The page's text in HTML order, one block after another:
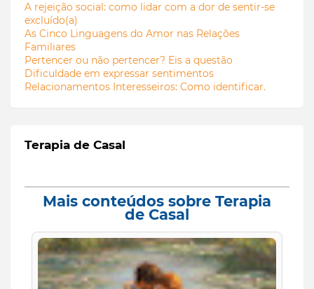
A rejeição social: como lidar com a dor de sentir-se
excluído(a)
As Cinco Linguagens do Amor nas Relações
Familiares
Pertencer ou não pertencer? Eis a questão
Dificuldade em expressar sentimentos
Relacionamentos Interesseiros: Como identificar.
Terapia de Casal
Mais conteúdos sobre Terapia
de Casal